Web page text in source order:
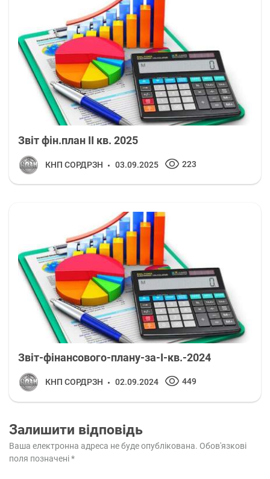
Звіт фін.план ІІ кв. 2025
КНП СОРДРЗН 03.09.2025 223
Звіт-фінансового-плану-за-І-кв.-2024
КНП СОРДРЗН 02.09.2024 449
Залишити відповідь
Ваша електронна адреса не буде опублікована. Обов'язкові
поля позначені*